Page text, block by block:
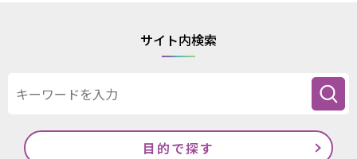
サイト内検索
目的で探す